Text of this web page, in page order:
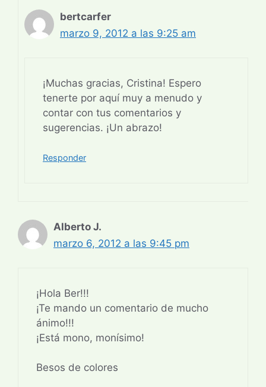
bertcarfer
marzo 9, 2012 a las 9:25 am
¡Muchas gracias, Cristina! Espero
tenerte por aquí muy a menudo y
contar con tus comentarios y
sugerencias. ¡Un abrazo!
Responder
Alberto J.
marzo 6, 2012 a las 9:45 pm
¡Hola Ber!!!
¡Te mando un comentario de mucho
ánimo!!!
¡Está mono, monísimo!
Besos de colores